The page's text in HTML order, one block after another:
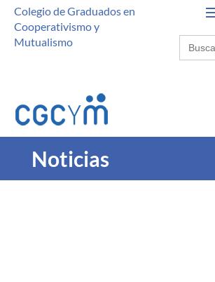
Colegio de Graduados en
Cooperativismo y
Mutualismo
Buscar:
Noticias